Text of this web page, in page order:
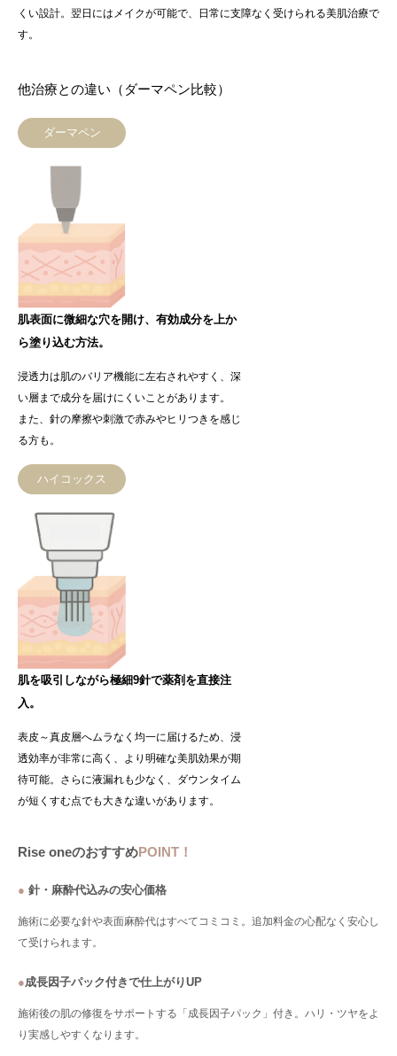
くい設計。翌日にはメイクが可能で、日常に支障なく受けられる美肌治療で
す。
他治療との違い（ダーマペン比較）
ダーマペン
肌表面に微細な穴を開け、有効成分を上か
ら塗り込む方法。
浸透力は肌のバリア機能に左右されやすく、深
い層まで成分を届けにくいことがあります。
また、針の摩擦や刺激で赤みやヒリつきを感じ
る方も。
ハイコックス
肌を吸引しながら極細9針で薬剤を直接注
入。
表皮～真皮層へムラなく均一に届けるため、浸
透効率が非常に高く、より明確な美肌効果が期
待可能。さらに液漏れも少なく、ダウンタイム
が短くすむ点でも大きな違いがあります。
Rise oneのおすすめPOINT！
● 針・麻酔代込みの安心価格
施術に必要な針や表面麻酔代はすべてコミコミ。追加料金の心配なく安心し
て受けられます。
●成長因子パック付きで仕上がりUP
施術後の肌の修復をサポートする「成長因子パック」付き。ハリ・ツヤをよ
り実感しやすくなります。